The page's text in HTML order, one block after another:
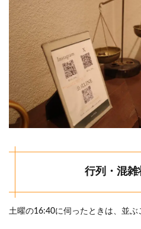
行列・混雑
土曜の16:40に伺ったときは、並ぶ